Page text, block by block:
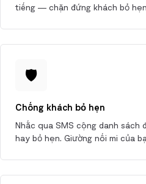
tiếng — chặn đứng khách bỏ
🛡️
Chống khách bỏ hẹn
Nhắc qua SMS cộng danh sách
hay bỏ hẹn. Giường nối mi của